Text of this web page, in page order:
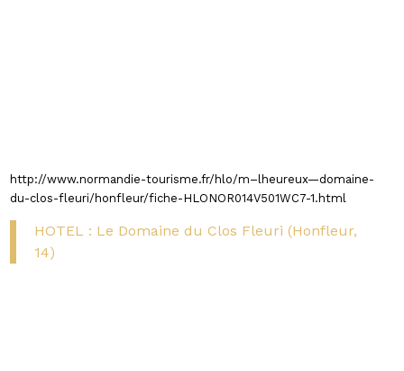
http://www.normandie-tourisme.fr/hlo/m–lheureux—domaine-
du-clos-fleuri/honfleur/fiche-HLONOR014V501WC7-1.html
HOTEL : Le Domaine du Clos Fleuri (Honfleur,
14)